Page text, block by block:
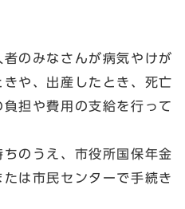
のみなさんが病気やけが
や、出産したとき、死亡
担や費用の支給を行って
のうえ、市役所国保年金
は市民センターで手続き